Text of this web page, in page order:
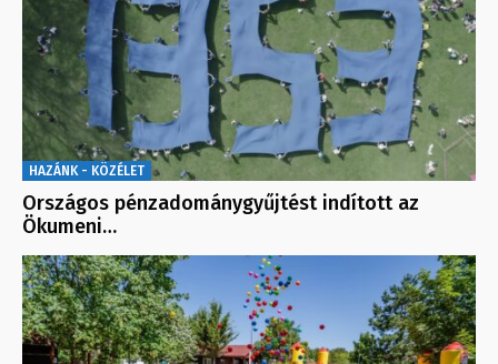
HAZÁNK - KÖZÉLET
Országos pénzadománygyűjtést indított az
Ökumeni…